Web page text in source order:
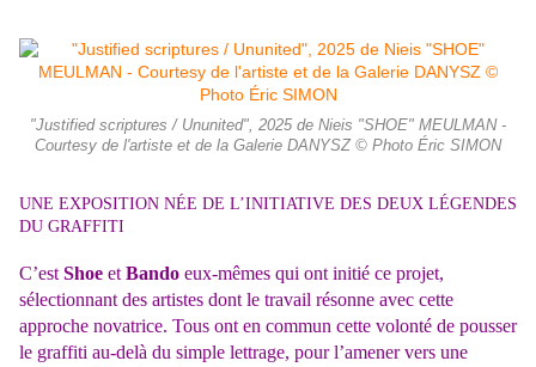
"Justified scriptures / Ununited", 2025 de Nieis "SHOE" MEULMAN -
Courtesy de l'artiste et de la Galerie DANYSZ © Photo Éric SIMON
UNE EXPOSITION NÉE DE L’INITIATIVE DES DEUX LÉGENDES
DU GRAFFITI
C’est Shoe et Bando eux-mêmes qui ont initié ce projet,
sélectionnant des artistes dont le travail résonne avec cette
approche novatrice. Tous ont en commun cette volonté de pousser
le graffiti au-delà du simple lettrage, pour l’amener vers une